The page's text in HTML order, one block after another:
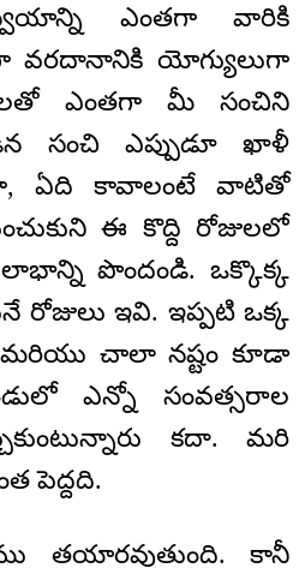
ఎంతగా వారికి
వరదానానికి యోగ్యులుగా
ఎంతగా మీ సంచిని
సంచి ఎప్పుడూ ఖాళీ
ఏది కావాలంటే వాటితో
ఈ కొద్ది రోజులలో
పొందండి. ఒక్కొక్క
రోజులు ఇవి. ఇప్పటి ఒక్క
చాలా నష్టం కూడా
ఎన్నో సంవత్సరాల
కదా. మరి
పెద్దది.
తయారవుతుంది. కానీ